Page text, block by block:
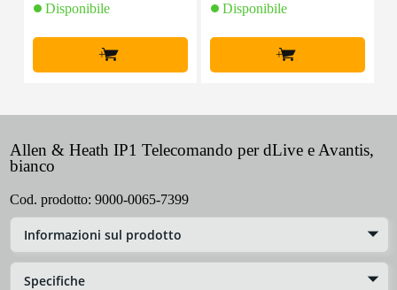
Disponibile
+
Disponibile
+
Allen & Heath IP1 Telecomando per dLive e Avantis,
bianco
Cod. prodotto: 9000-0065-7399
Informazioni sul prodotto
Specifiche